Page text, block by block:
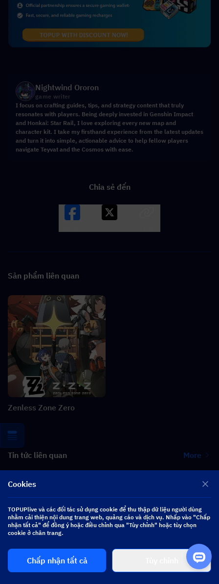
Nightwind Ororon
game writer
I focus on crafting guides, tips, and strategy content that truly
resonates with players. Being deeply invested in Genshin Impact
and Honkai: Star Rail, I love exploring every new map and
character kit. I take my firsthand experience from the latest updates
and turn it into simple, actionable advice to help fellow players
navigate Teyvat and the Cosmos with ease.
Chia sẻ đến
Sản phẩm liên quan
Zenless Zone Zero
Tin tức liên quan More
Hợp tác Heartopia × Dave the Diver: Hướng dẫn về Van lặn &
Phần thưởng
Rò rỉ Zenless Zone Zero 3.2 Claret: Bộ kỹ năng, Nguyên liệu, W-
Engine Trấn và Mindscape Cinema
Hướng dẫn sự kiện Where Winds Meet Summer Spree: Lối chơi,
Nhiệm vụ và Phần thưởng
Cookies
TOPUPlive và các đối tác sử dụng cookie để thu thập dữ liệu người dùng
nhằm cải thiện nội dung trang web, quảng cáo và dịch vụ. Nhấp vào "Chấp
nhận tất cả" để đồng ý hoặc điều chỉnh qua "Tùy chỉnh" hoặc tùy chọn
cookie ở chân trang.
Chấp nhận tất cả